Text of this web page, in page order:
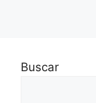
Buscar